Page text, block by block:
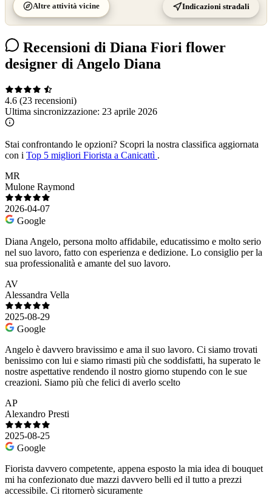
Altre attività vicine Indicazioni stradali
Recensioni di Diana Fiori flower
designer di Angelo Diana
4.6 (23 recensioni)
Ultima sincronizzazione: 23 aprile 2026
Stai confrontando le opzioni? Scopri la nostra classifica aggiornata
con i Top 5 migliori Fiorista a Canicattì .
MR
Mulone Raymond
2026-04-07
Google
Diana Angelo, persona molto affidabile, educatissimo e molto serio
nel suo lavoro, fatto con esperienza e dedizione. Lo consiglio per la
sua professionalità e amante del suo lavoro.
AV
Alessandra Vella
2025-08-29
Google
Angelo è davvero bravissimo e ama il suo lavoro. Ci siamo trovati
benissimo con lui e siamo rimasti più che soddisfatti, ha superato le
nostre aspettative rendendo il nostro giorno stupendo con le sue
creazioni. Siamo più che felici di averlo scelto
AP
Alexandro Presti
2025-08-25
Google
Fiorista davvero competente, appena esposto la mia idea di bouquet
mi ha confezionato due mazzi davvero belli ed il tutto a prezzi
accessibile. Ci ritornerò sicuramente